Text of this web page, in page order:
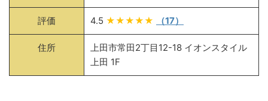
評価 4.5 ★★★★★ （17）
住所
上田市常田2丁目12-18 イオンスタイル
上田 1F